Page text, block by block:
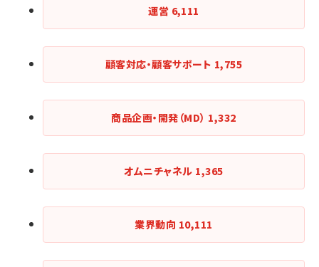
運営 6,111
顧客対応・顧客サポート 1,755
商品企画・開発（MD） 1,332
オムニチャネル 1,365
業界動向 10,111